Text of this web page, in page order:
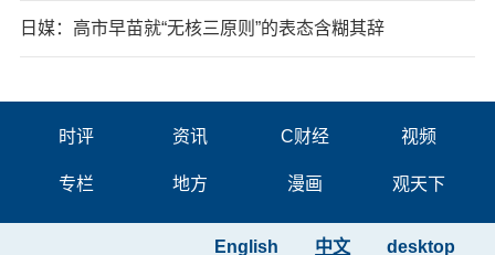
日媒：高市早苗就“无核三原则”的表态含糊其辞
时评 资讯 C财经 视频
专栏 地方 漫画 观天下
desktop
中文
English